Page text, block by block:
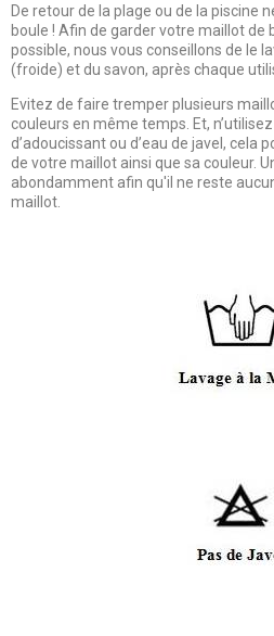
De retour de la plage ou de la piscine
boule ! Afin de garder votre maillot de
possible, nous vous conseillons de le
(froide) et du savon, après chaque
Evitez de faire tremper plusieurs
couleurs en même temps. Et,
d’adoucissant ou d’eau de javel, cela
de votre maillot ainsi que sa couleur.
abondamment afin qu'il ne reste
maillot.